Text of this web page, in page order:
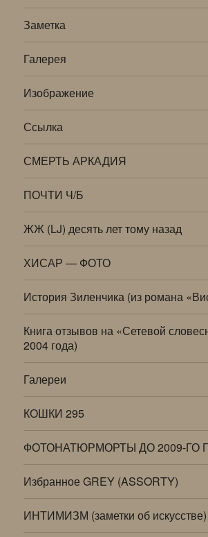
Заметка
Галерея
Изображение
Ссылка
СМЕРТЬ АРКАДИЯ
ПОЧТИ Ч/Б
ЖЖ (LJ) десять лет тому назад
ХИСАР — ФОТО
История Зиленчика (из романа
Книга отзывов на «Сетевой
2004 года)
Галереи
КОШКИ 295
ФОТОНАТЮРМОРТЫ ДО 2009-ГО
Избранное GREY (ASSORTY)
ИНТИМИЗМ (заметки об искусстве)